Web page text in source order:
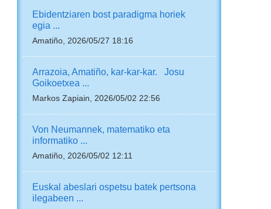
Ebidentziaren bost paradigma horiek
egia ...
Amatiño, 2026/05/27 18:16
Arrazoia, Amatiño, kar-kar-kar. Josu
Goikoetxea ...
Markos Zapiain, 2026/05/02 22:56
Von Neumannek, matematiko eta
informatiko ...
Amatiño, 2026/05/02 12:11
Euskal abeslari ospetsu batek pertsona
ilegabeen ...